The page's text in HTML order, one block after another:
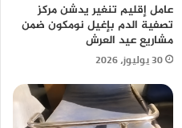
عامل إقليم تنغير يدشن مركز
تصفية الدم بإغيل نومكون ضمن
مشاريع عيد العرش
30 يوليوز، 2026